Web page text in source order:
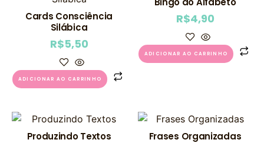
Cards Consciência
Silábica
R$5,50
ADICIONAR AO CARRINHO
R$4,90
ADICIONAR AO CARRINHO
Produzindo Textos Frases Organizadas